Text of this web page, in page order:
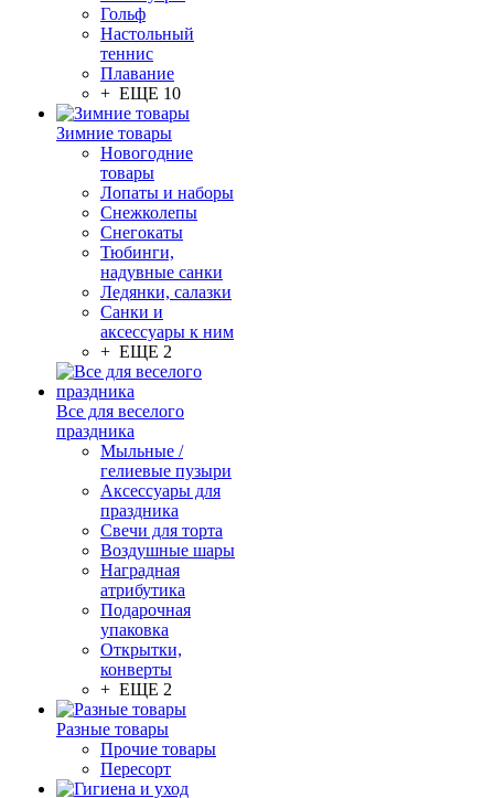
Гольф
Настольный
теннис
Плавание
+ ЕЩЕ 10
Зимние товары
Новогодние
товары
Лопаты и наборы
Снежколепы
Снегокаты
Тюбинги,
надувные санки
Ледянки, салазки
Санки и
аксессуары к ним
+ ЕЩЕ 2
Все для веселого
праздника
Мыльные /
гелиевые пузыри
Аксессуары для
праздника
Свечи для торта
Воздушные шары
Наградная
атрибутика
Подарочная
упаковка
Открытки,
конверты
+ ЕЩЕ 2
Разные товары
Прочие товары
Пересорт